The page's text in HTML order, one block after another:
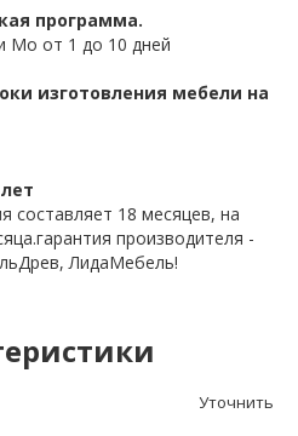
программа.
Мо от 1 до 10 дней
изготовления мебели на
составляет 18 месяцев, на
производителя -
ЛидаМебель!
Уточнить